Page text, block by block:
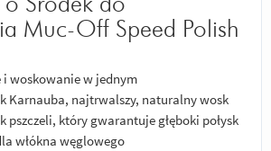
o Środek do
Muc-Off Speed Polish
woskowanie w jednym
Karnauba, najtrwalszy, naturalny wosk
pszczeli, który gwarantuje głęboki połysk
włókna węglowego